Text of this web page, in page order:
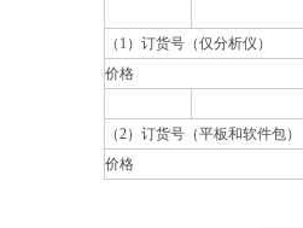
（1）订货号（仅分析仪）
价格
（2）订货号（平板和软件包）
价格